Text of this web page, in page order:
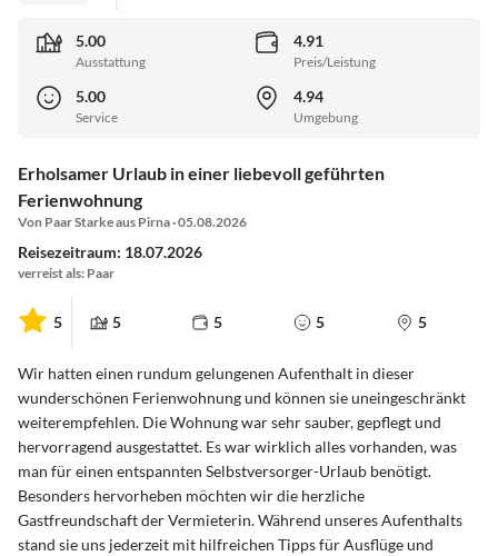
5.00
Ausstattung
4.91
Preis/Leistung
5.00
Service
4.94
Umgebung
Erholsamer Urlaub in einer liebevoll geführten
Ferienwohnung
Von Paar Starke aus Pirna · 05.08.2026
Reisezeitraum: 18.07.2026
verreist als: Paar
5 5 5 5 5
Wir hatten einen rundum gelungenen Aufenthalt in dieser
wunderschönen Ferienwohnung und können sie uneingeschränkt
weiterempfehlen. Die Wohnung war sehr sauber, gepflegt und
hervorragend ausgestattet. Es war wirklich alles vorhanden, was
man für einen entspannten Selbstversorger-Urlaub benötigt.
Besonders hervorheben möchten wir die herzliche
Gastfreundschaft der Vermieterin. Während unseres Aufenthalts
stand sie uns jederzeit mit hilfreichen Tipps für Ausflüge und